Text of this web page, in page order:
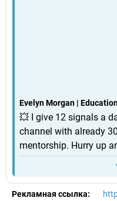
Evelyn Morgan |
💥 I give 12 signals a
channel with already
mentorship. Hurry up
Рекламная ссылка: